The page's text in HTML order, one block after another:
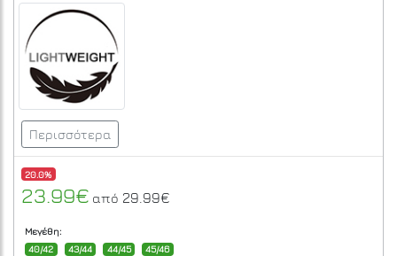
Περισσότερα
20.0%
23.99€ από 29.99€
Μεγέθη:
40/42
43/44 44/45 45/46